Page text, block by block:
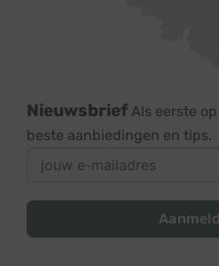
Nieuwsbrief Als eerste
beste aanbiedingen en tips.